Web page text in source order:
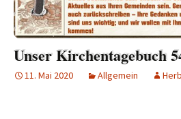
Unser Kirchentagebuch
11. Mai 2020 Allgemein